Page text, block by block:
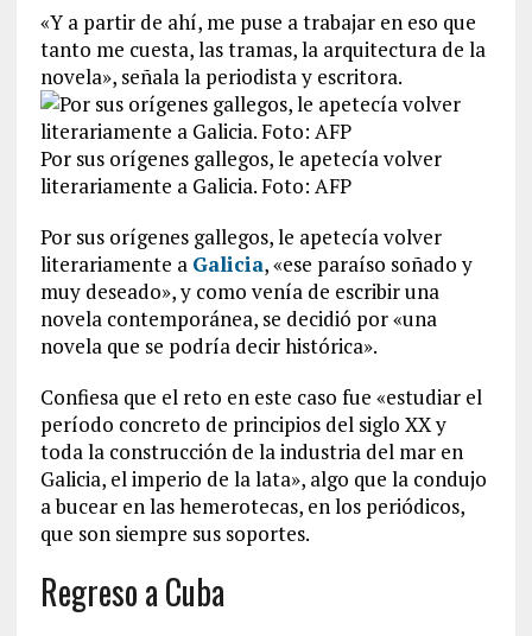
«Y a partir de ahí, me puse a trabajar en eso que
tanto me cuesta, las tramas, la arquitectura de la
novela», señala la periodista y escritora.
Por sus orígenes gallegos, le apetecía volver
literariamente a Galicia. Foto: AFP
Por sus orígenes gallegos, le apetecía volver
literariamente a Galicia, «ese paraíso soñado y
muy deseado», y como venía de escribir una
novela contemporánea, se decidió por «una
novela que se podría decir histórica».
Confiesa que el reto en este caso fue «estudiar el
período concreto de principios del siglo XX y
toda la construcción de la industria del mar en
Galicia, el imperio de la lata», algo que la condujo
a bucear en las hemerotecas, en los periódicos,
que son siempre sus soportes.
Regreso a Cuba